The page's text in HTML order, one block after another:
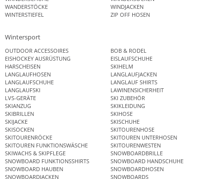
WANDERSTÖCKE
WINDJACKEN
WINTERSTIEFEL
ZIP OFF HOSEN
Wintersport
OUTDOOR ACCESSOIRES
BOB & RODEL
EISHOCKEY AUSRÜSTUNG
EISLAUFSCHUHE
HARSCHEISEN
SKIHELM
LANGLAUFHOSEN
LANGLAUFJACKEN
LANGLAUFSCHUHE
LANGLAUF SHIRTS
LANGLAUFSKI
LAWINENSICHERHEIT
LVS-GERÄTE
SKI ZUBEHÖR
SKIANZUG
SKIKLEIDUNG
SKIBRILLEN
SKIHOSE
SKIJACKE
SKISCHUHE
SKISOCKEN
SKITOURENHOSE
SKITOURENRÖCKE
SKITOUREN UNTERHOSEN
SKITOUREN FUNKTIONSWÄSCHE
SKITOURENWESTEN
SKIWACHS & SKIPFLEGE
SNOWBOARDBRILLE
SNOWBOARD FUNKTIONSSHIRTS
SNOWBOARD HANDSCHUHE
SNOWBOARD HAUBEN
SNOWBOARDHOSEN
SNOWBOARDJACKEN
SNOWBOARDS